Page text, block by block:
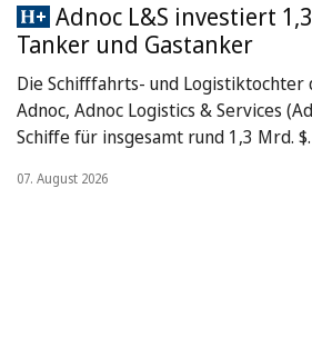
Adnoc L&S investiert
Tanker und Gastanker
Die Schifffahrts- und Logistiktochter
Adnoc, Adnoc Logistics & Services
Schiffe für insgesamt rund 1,3 Mrd. $.
07. August 2026